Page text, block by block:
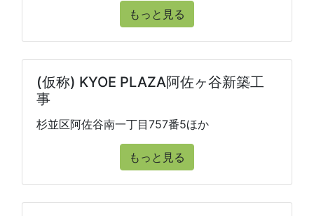
もっと見る
(仮称) KYOE PLAZA阿佐ヶ谷新築工
事
杉並区阿佐谷南一丁目757番5ほか
もっと見る